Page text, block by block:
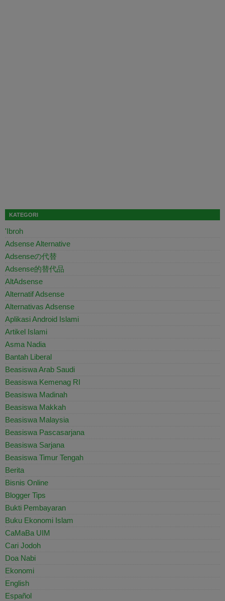
KATEGORI
'Ibroh
Adsense Alternative
Adsenseの代替
Adsense的替代品
AltAdsense
Alternatif Adsense
Alternativas Adsense
Aplikasi Android Islami
Artikel Islami
Asma Nadia
Bantah Liberal
Beasiswa Arab Saudi
Beasiswa Kemenag RI
Beasiswa Madinah
Beasiswa Makkah
Beasiswa Malaysia
Beasiswa Pascasarjana
Beasiswa Sarjana
Beasiswa Timur Tengah
Berita
Bisnis Online
Blogger Tips
Bukti Pembayaran
Buku Ekonomi Islam
CaMaBa UIM
Cari Jodoh
Doa Nabi
Ekonomi
English
Español